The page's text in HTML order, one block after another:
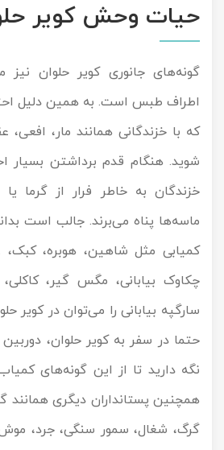
حیات وحش کویر
گونه‌های جانوری کویر حلوان نیز
اطراف طبس است. به همین دلیل
که با خزندگانی همانند مار،
شوید. هنگام قدم برداشتن بسیار
خزندگان به خاطر فرار از گرما
ماسه‌ها پناه می‌برند. جالب است
کمیابی مثل شاهین، هوبره، کبک،
چکاوک بیابانی، مگس گیر،
سارگپه بیابانی را می‌توان در کویر
حتما در سفر به کویر حلوان،
نگه دارید تا از این گونه‌های
همچنین پستانداران دیگری همانند
گرگ، شغال، سمور سنگی، جرد، موش